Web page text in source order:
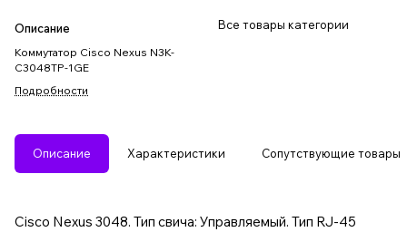
Описание
Коммутатор Cisco Nexus N3K-
C3048TP-1GE
Подробности
Все товары категории
Описание Характеристики Сопутствующие товары
Cisco Nexus 3048. Тип свича: Управляемый. Тип RJ-45